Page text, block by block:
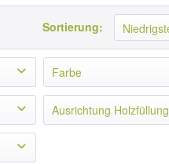
Sortierung:
Farbe
Anthrazit(14)
Grün(14)
Ausrichtung Holzfüllung